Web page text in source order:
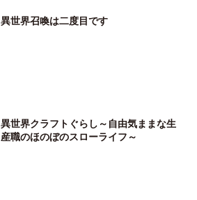
異世界召喚は二度目です
異世界クラフトぐらし～自由気ままな生
産職のほのぼのスローライフ～